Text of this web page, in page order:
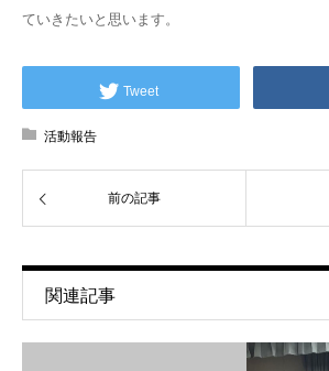
ていきたいと思います。
Tweet
活動報告
前の記事
関連記事